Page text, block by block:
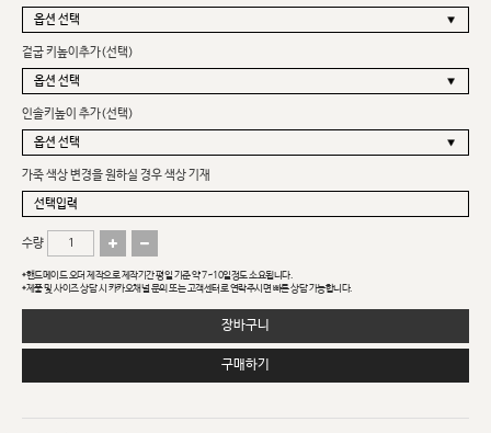
겉굽 키높이추가(선택)
인솔키높이 추가(선택)
가죽 색상 변경을 원하실 경우 색상 기재
수량
*핸드메이드 오더 제작으로 제작기간 평일 기준 약 7~10일정도 소요됩니다.
*제품 및 사이즈 상담 시 카카오채널 문의 또는 고객센터로 연락주시면 빠른 상담 가능합니다.
장바구니
구매하기